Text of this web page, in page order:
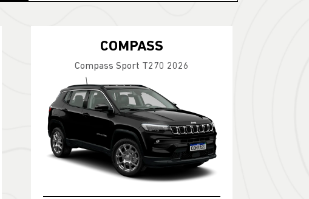
COMPASS
Compass Sport T270 2026